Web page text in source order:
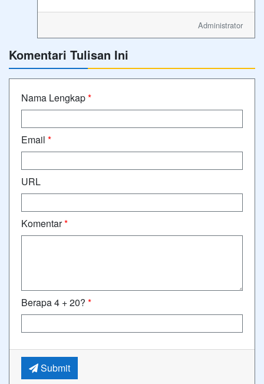
Administrator
Komentari Tulisan Ini
Nama Lengkap*
Email *
URL
Komentar*
Berapa 4 + 20? *
Submit